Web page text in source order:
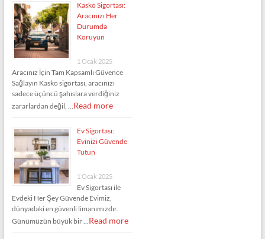
Kasko Sigortası:
Aracınızı Her
Durumda
Koruyun
1 Ocak 2025
Aracınız İçin Tam Kapsamlı Güvence
Sağlayın Kasko sigortası, aracınızı
sadece üçüncü şahıslara verdiğiniz
zararlardan değil, … Read more
Ev Sigortası:
Evinizi Güvende
Tutun
1 Ocak 2025
Ev Sigortası ile
Evdeki Her Şey Güvende Evimiz,
dünyadaki en güvenli limanımızdır.
Günümüzün büyük bir … Read more